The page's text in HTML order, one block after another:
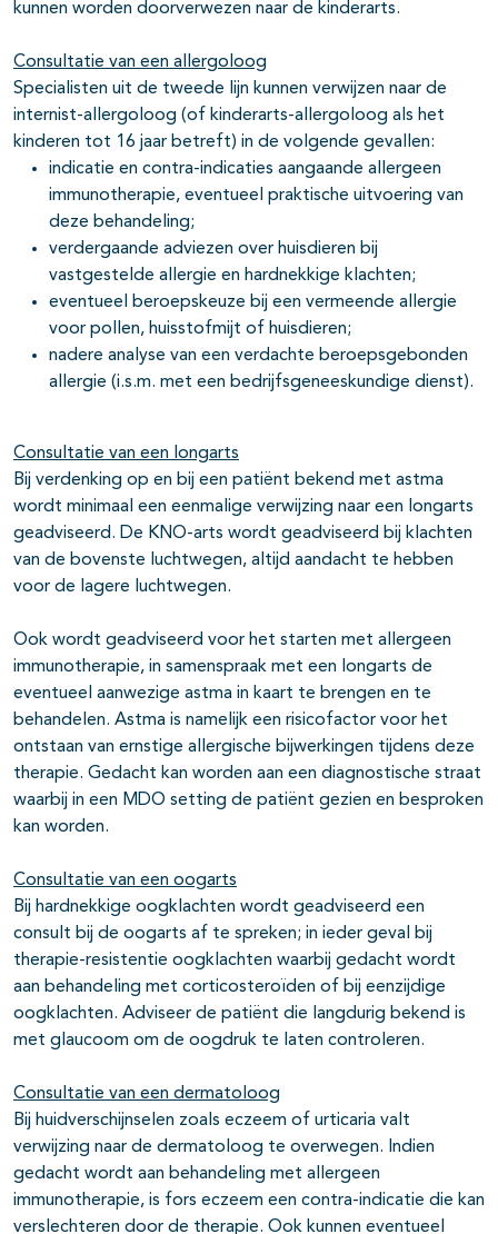
kunnen worden doorverwezen naar de kinderarts.
Consultatie van een allergoloog
Specialisten uit de tweede lijn kunnen verwijzen naar de
internist-allergoloog (of kinderarts-allergoloog als het
kinderen tot 16 jaar betreft) in de volgende gevallen:
indicatie en contra-indicaties aangaande allergeen
immunotherapie, eventueel praktische uitvoering van
deze behandeling;
verdergaande adviezen over huisdieren bij
vastgestelde allergie en hardnekkige klachten;
eventueel beroepskeuze bij een vermeende allergie
voor pollen, huisstofmijt of huisdieren;
nadere analyse van een verdachte beroepsgebonden
allergie (i.s.m. met een bedrijfsgeneeskundige dienst).
Consultatie van een longarts
Bij verdenking op en bij een patiënt bekend met astma
wordt minimaal een eenmalige verwijzing naar een longarts
geadviseerd. De KNO-arts wordt geadviseerd bij klachten
van de bovenste luchtwegen, altijd aandacht te hebben
voor de lagere luchtwegen.
Ook wordt geadviseerd voor het starten met allergeen
immunotherapie, in samenspraak met een longarts de
eventueel aanwezige astma in kaart te brengen en te
behandelen. Astma is namelijk een risicofactor voor het
ontstaan van ernstige allergische bijwerkingen tijdens deze
therapie. Gedacht kan worden aan een diagnostische straat
waarbij in een MDO setting de patiënt gezien en besproken
kan worden.
Consultatie van een oogarts
Bij hardnekkige oogklachten wordt geadviseerd een
consult bij de oogarts af te spreken; in ieder geval bij
therapie-resistentie oogklachten waarbij gedacht wordt
aan behandeling met corticosteroïden of bij eenzijdige
oogklachten. Adviseer de patiënt die langdurig bekend is
met glaucoom om de oogdruk te laten controleren.
Consultatie van een dermatoloog
Bij huidverschijnselen zoals eczeem of urticaria valt
verwijzing naar de dermatoloog te overwegen. Indien
gedacht wordt aan behandeling met allergeen
immunotherapie, is fors eczeem een contra-indicatie die kan
verslechteren door de therapie. Ook kunnen eventueel